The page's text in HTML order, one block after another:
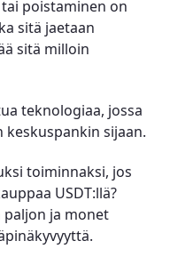
poistaminen on
sitä jaetaan
sitä milloin
teknologiaa, jossa
sijaan.
toiminnaksi, jos
USDT:llä?
ja monet